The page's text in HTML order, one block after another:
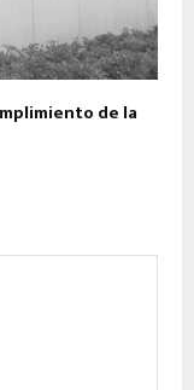
de la